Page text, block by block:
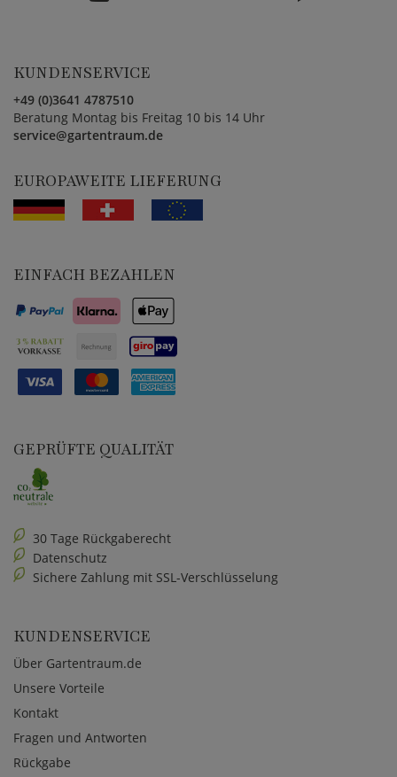
KUNDENSERVICE
+49 (0)3641 4787510
Beratung Montag bis Freitag 10 bis 14 Uhr
service@gartentraum.de
EUROPAWEITE LIEFERUNG
EINFACH BEZAHLEN
GEPRÜFTE QUALITÄT
30 Tage Rückgaberecht
Datenschutz
Sichere Zahlung mit SSL-Verschlüsselung
KUNDENSERVICE
Über Gartentraum.de
Unsere Vorteile
Kontakt
Fragen und Antworten
Rückgabe